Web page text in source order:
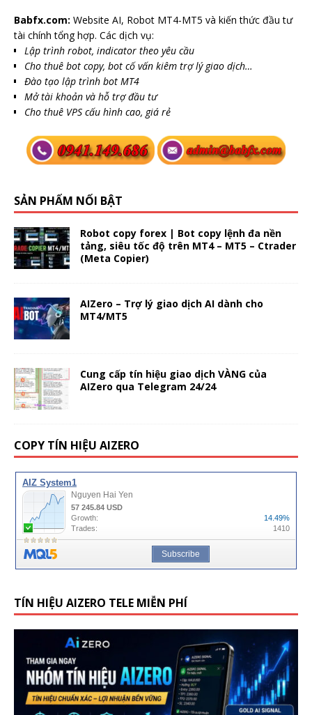
Babfx.com: Website AI, Robot MT4-MT5 và kiến thức đầu tư
tài chính tổng hợp. Các dịch vụ:
Lập trình robot, indicator theo yêu cầu
Cho thuê bot copy, bot cố vấn kiêm trợ lý giao dịch…
Đào tạo lập trình bot MT4
Mở tài khoản và hỗ trợ đầu tư
Cho thuê VPS cấu hình cao, giá rẻ
SẢN PHẨM NỔI BẬT
Robot copy forex | Bot copy lệnh đa nền
tảng, siêu tốc độ trên MT4 – MT5 – Ctrader
(Meta Copier)
AIZero – Trợ lý giao dịch AI dành cho
MT4/MT5
Cung cấp tín hiệu giao dịch VÀNG của
AIZero qua Telegram 24/24
COPY TÍN HIỆU AIZERO
TÍN HIỆU AIZERO TELE MIỄN PHÍ